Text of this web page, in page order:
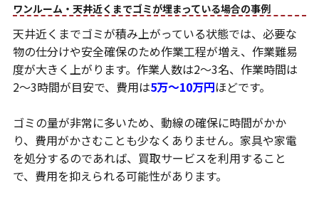
ワンルーム・天井近くまでゴミが埋まっている場合の事例
天井近くまでゴミが積み上がっている状態では、必要な
物の仕分けや安全確保のため作業工程が増え、作業難易
度が大きく上がります。作業人数は2〜3名、作業時間は
2〜3時間が目安で、費用は5万〜10万円ほどです。
ゴミの量が非常に多いため、動線の確保に時間がかか
り、費用がかさむことも少なくありません。家具や家電
を処分するのであれば、買取サービスを利用すること
で、費用を抑えられる可能性があります。